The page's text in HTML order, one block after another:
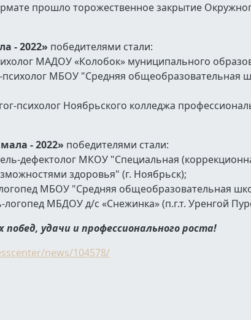
прошло торожественное закрытие
- 2022» победителями стали:
МАДОУ «Колобок» муниципального
психолог МБОУ "Средняя общеобразовательная
психолог Ноябрьского колледжа
- 2022» победителями стали:
дефектолог МКОУ "Специальная
здоровья" (г. Ноябрьск);
МБОУ "Средняя общеобразовательная
МБДОУ д/с «Снежинка» (п.г.т. Уренгой
удачи и профессионального роста!
news/104578/